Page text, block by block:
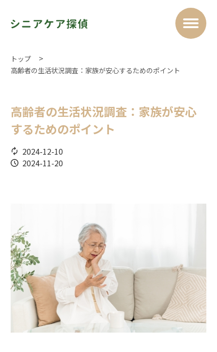
トップ
高齢者の生活状況調査：家族が安心するためのポイント
高齢者の生活状況調査：家族が安心
するためのポイント
2024-12-10
2024-11-20